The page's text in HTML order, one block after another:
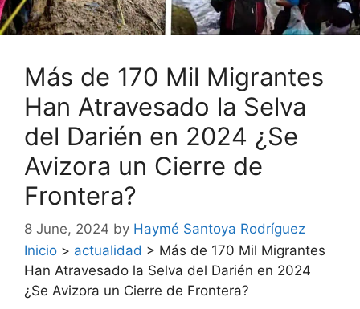
Más de 170 Mil Migrantes
Han Atravesado la Selva
del Darién en 2024 ¿Se
Avizora un Cierre de
Frontera?
8 June, 2024 by Haymé Santoya Rodríguez
Inicio > actualidad > Más de 170 Mil Migrantes
Han Atravesado la Selva del Darién en 2024
¿Se Avizora un Cierre de Frontera?